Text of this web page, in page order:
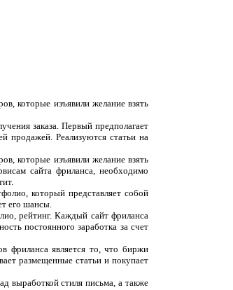
которые изъявили желание взять
заказа. Первый предполагает
продажей. Реализуются статьи на
которые изъявили желание взять
сайта фриланса, необходимо
который представляет собой
его шансы.
рейтинг. Каждый сайт фриланса
постоянного заработка за счет
фриланса является то, что биржи
размещенные статьи и покупает
выработкой стиля письма, а также